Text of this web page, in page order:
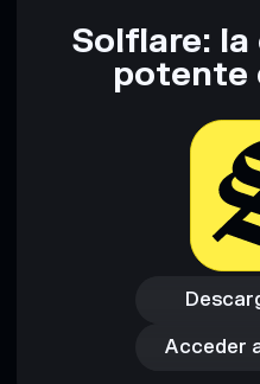
Solflare:
potente
Acceder
Acceder